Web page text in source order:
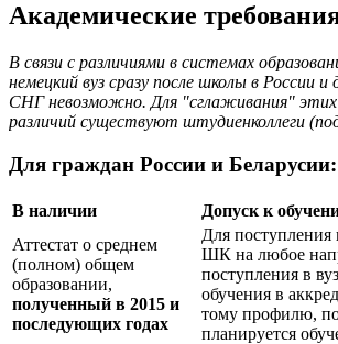
Академические
В связи с различиями в системах
немецкий вуз сразу после школы в России и
СНГ невозможно. Для "сглаживания" этих
различий существуют штудиенколлеги
Для граждан России и Беларусии:
В наличии
Допуск к
Аттестат о среднем
(полном) общем
образовании,
полученный в 2015 и
последующих годах
Для
ШК на любое
поступления в
обучения в
тому профилю,
планируется